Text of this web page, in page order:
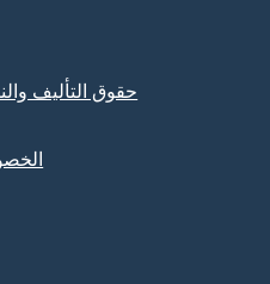
حقوق التأليف